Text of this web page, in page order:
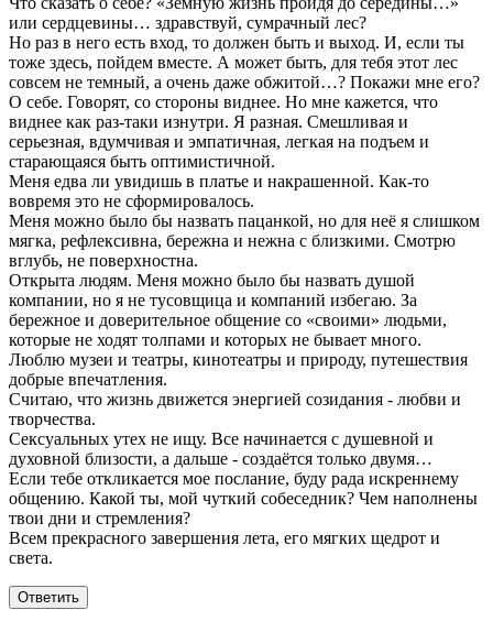
или сердцевины… здравствуй, сумрачный лес?
Но раз в него есть вход, то должен быть и выход. И, если ты
тоже здесь, пойдем вместе. А может быть, для тебя этот лес
совсем не темный, а очень даже обжитой…? Покажи мне его?
О себе. Говорят, со стороны виднее. Но мне кажется, что
виднее как раз-таки изнутри. Я разная. Смешливая и
серьезная, вдумчивая и эмпатичная, легкая на подъем и
старающаяся быть оптимистичной.
Меня едва ли увидишь в платье и накрашенной. Как-то
вовремя это не сформировалось.
Меня можно было бы назвать пацанкой, но для неё я слишком
мягка, рефлексивна, бережна и нежна с близкими. Смотрю
вглубь, не поверхностна.
Открыта людям. Меня можно было бы назвать душой
компании, но я не тусовщица и компаний избегаю. За
бережное и доверительное общение со «своими» людьми,
которые не ходят толпами и которых не бывает много.
Люблю музеи и театры, кинотеатры и природу, путешествия
добрые впечатления.
Считаю, что жизнь движется энергией созидания - любви и
творчества.
Сексуальных утех не ищу. Все начинается с душевной и
духовной близости, а дальше - создаётся только двумя…
Если тебе откликается мое послание, буду рада искреннему
общению. Какой ты, мой чуткий собеседник? Чем наполнены
твои дни и стремления?
Всем прекрасного завершения лета, его мягких щедрот и
света.